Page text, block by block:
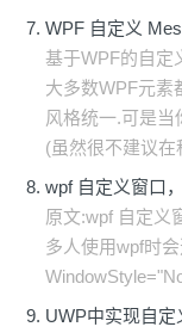
WPF 自定义
基于WPF的自定
大多数WPF元素
风格统一.可是
(虽然很不建议在
wpf 自定义窗口
原文:wpf 自定义
多人使用wpf时
UWP中实现自定